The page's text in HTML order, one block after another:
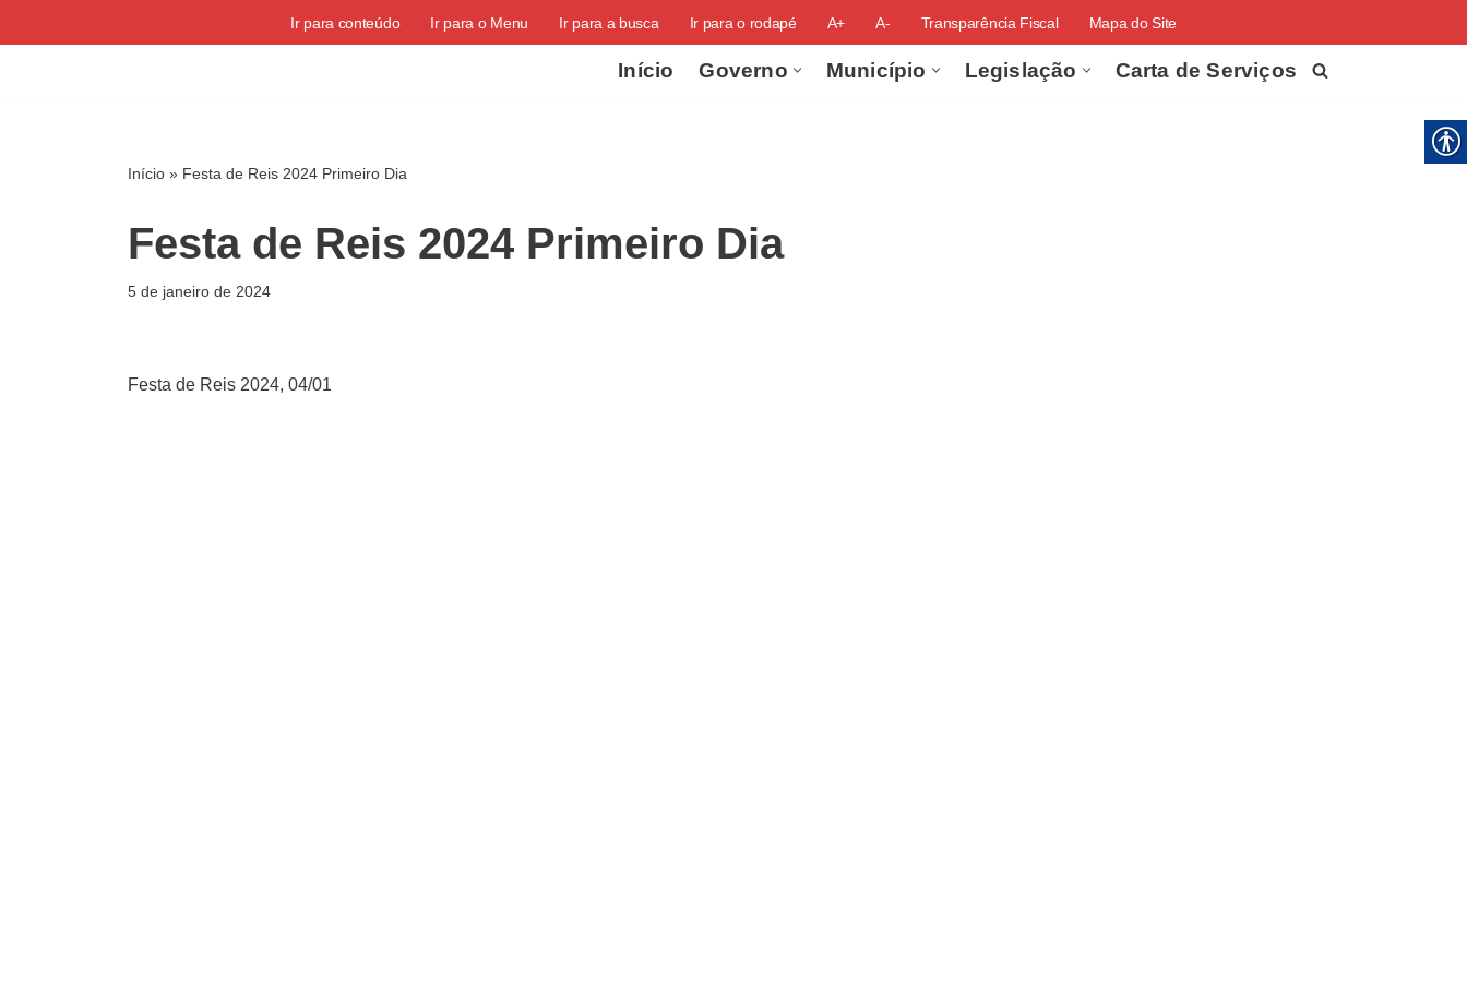
Ir para conteúdo Ir para o Menu Ir para a busca Ir para o rodapé A+ A- Transparência Fiscal Mapa do Site
Início Governo Município Legislação Carta de Serviços
Início » Festa de Reis 2024 Primeiro Dia
Festa de Reis 2024 Primeiro Dia
5 de janeiro de 2024
Festa de Reis 2024, 04/01